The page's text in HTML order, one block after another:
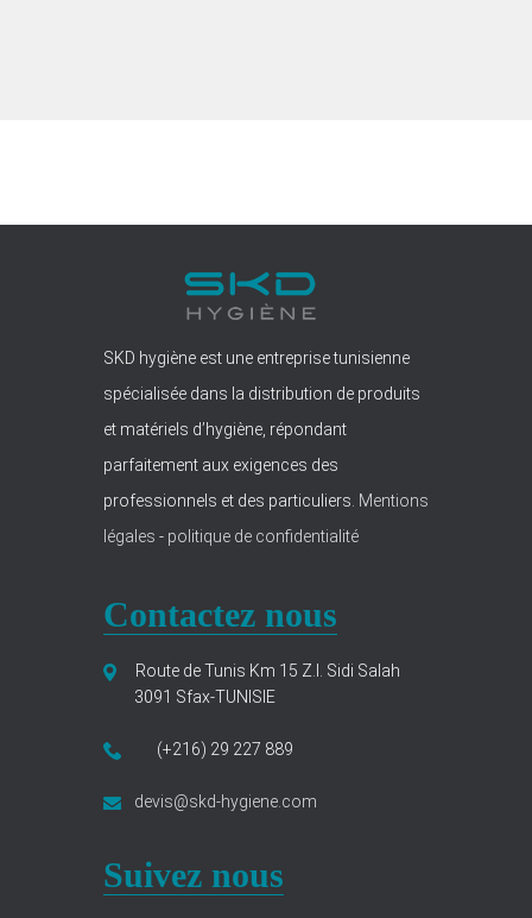
SKD hygiène est une entreprise tunisienne
spécialisée dans la distribution de produits
et matériels d’hygiène, répondant
parfaitement aux exigences des
professionnels et des particuliers. Mentions
légales -politique de confidentialité
Contactez nous
Route de Tunis Km 15 Z.I. Sidi Salah
3091 Sfax-TUNISIE
(+216) 29 227 889
devis@skd-hygiene.com
Suivez nous